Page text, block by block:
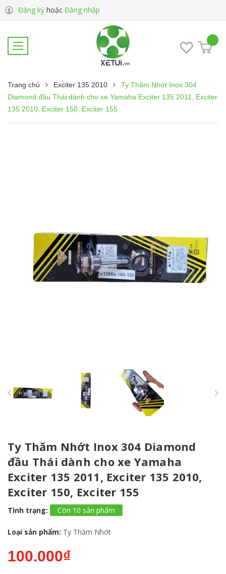
Đăng ký hoặc Đăng nhập
Trang chủ Exciter 135 2010
Ty Thăm Nhớt Inox 304
Diamond đầu Thái dành cho xe Yamaha Exciter 135 2011, Exciter
135 2010, Exciter 150, Exciter 155
Ty Thăm Nhớt Inox 304 Diamond
đầu Thái dành cho xe Yamaha
Exciter 135 2011, Exciter 135 2010,
Exciter 150, Exciter 155
Tình trạng: Còn 10 sản phẩm
Loại sản phẩm: Ty Thăm Nhớt
100.000₫